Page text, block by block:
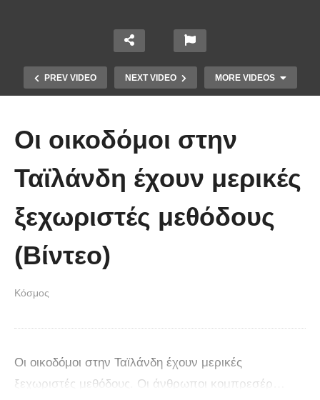
PREV VIDEO NEXT VIDEO MORE VIDEOS
Οι 5 Γιατροί Κρύφτηκαν πίσω από
όταν έπεσε απλά ΔΕΝ περιγράφεται!
Οι οικοδόμοι στην
Ταϊλάνδη έχουν μερικές
ξεχωριστές μεθόδους
(Βίντεο)
Κόσμος
Οι οικοδόμοι στην Ταϊλάνδη έχουν μερικές
ξεχωριστές μεθόδους. Οι άνθρωποι κομπρεσέρ…